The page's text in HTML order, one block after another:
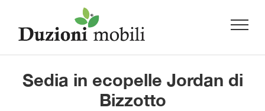
Sedia in ecopelle Jordan di
Bizzotto